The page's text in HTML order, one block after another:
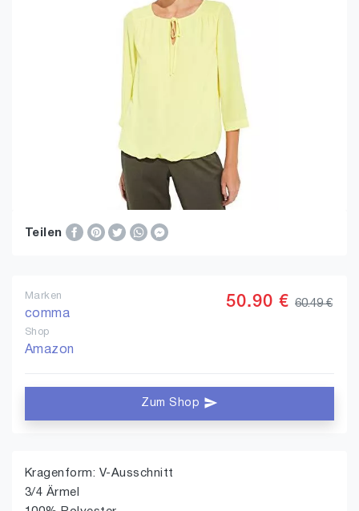
Teilen
Marken
comma
Shop
Amazon
50.90 € 60.49 €
Zum Shop
Kragenform: V-Ausschnitt
3/4 Ärmel